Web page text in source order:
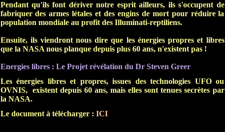
Pendant qu'ils font dériver notre esprit ailleurs, ils s'occupent de
fabriquer des armes létales et des engins de mort pour réduire la
population mondiale au profit des Illuminati-reptiliens.
Ensuite, ils viendront nous dire que les énergies propres et libres
que la NASA nous planque depuis plus 60 ans, n'existent pas !
Energies libres : Le Projet révélation du Dr Steven Greer
Les énergies libres et propres, issues des technologies UFO ou
OVNIS, existent depuis 60 ans, mais elles sont tenues secrètes par
la NASA.
Le document à télécharger : ICI